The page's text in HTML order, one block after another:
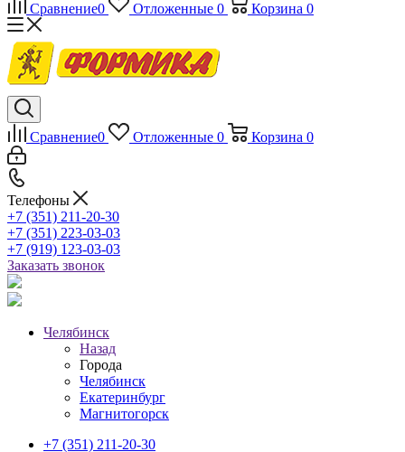
Сравнение0 Отложенные 0 Корзина 0
Сравнение0 Отложенные 0 Корзина 0
Телефоны
+7 (351) 211-20-30
+7 (351) 223-03-03
+7 (919) 123-03-03
Заказать звонок
Челябинск
Назад
Города
Челябинск
Екатеринбург
Магнитогорск
+7 (351) 211-20-30